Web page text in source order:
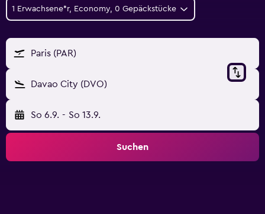
1 Erwachsene*r, Economy, 0 Gepäckstücke
Paris (PAR)
Davao City (DVO)
So 6.9. - So 13.9.
Suchen